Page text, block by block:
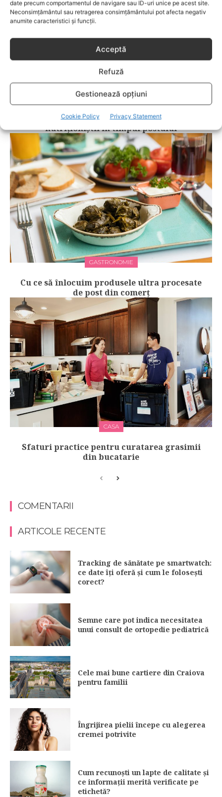
date precum comportamentul de navigare sau ID-uri unice pe acest site.
Neconsimțământul sau retragerea consimțământului pot afecta negativ
anumite caracteristici și funcții.
Acceptă
Refuză
Gestionează opțiuni
Cookie Policy Privacy Statement
GASTRONOMIE
Ce alimente sănătoase recomandă
nutriționiștii în timpul postului
GASTRONOMIE
Cu ce să înlocuim produsele ultra procesate
de post din comerț
CASA
Sfaturi practice pentru curatarea grasimii
din bucatarie
COMENTARII
ARTICOLE RECENTE
Tracking de sănătate pe smartwatch:
ce date îți oferă și cum le folosești
corect?
Semne care pot indica necesitatea
unui consult de ortopedie pediatrică
Cele mai bune cartiere din Craiova
pentru familii
Îngrijirea pielii începe cu alegerea
cremei potrivite
Cum recunoști un lapte de calitate și
ce informații merită verificate pe
etichetă?